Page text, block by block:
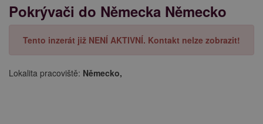
Pokrývači do Německa Německo
Tento inzerát již NENÍ AKTIVNÍ. Kontakt nelze zobrazit!
Lokalita pracoviště: Německo,